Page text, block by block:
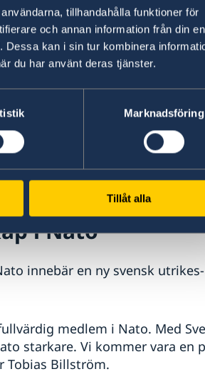
tillhandahålla funktioner för
och annan information från din
kan i sin tur kombinera
du har använt deras tjänster.
Marknadsföring
Tillåt alla
regeringens utrikespolitiska
till Ukraina
av Ukraina i februari 2022
kronor. Sverige har
och humanitärt och
närmande.
i Nato
innebär en ny svensk
medlem i Nato. Med
starkare. Vi kommer vara en
Tobias Billström.